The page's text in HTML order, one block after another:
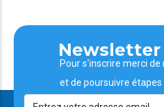
Newsletter
Pour s'inscrire merci
et de poursuivre étapes